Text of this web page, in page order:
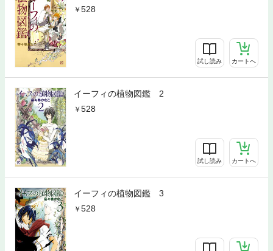
528
試し読み カートへ
イーフィの植物図鑑 2
528
試し読み カートへ
イーフィの植物図鑑 3
528